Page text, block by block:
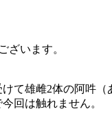
ざいます。
て雄雌2体の阿吽（
回は触れません。